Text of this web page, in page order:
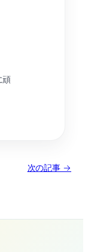
頑
次の記事 →